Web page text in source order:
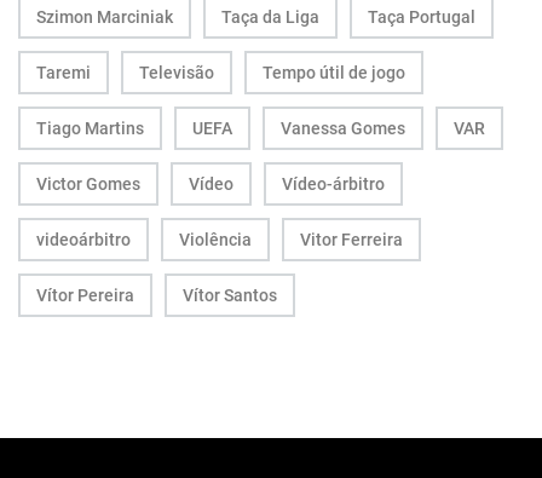
Szimon Marciniak Taça da Liga Taça Portugal
Taremi Televisão Tempo útil de jogo
Tiago Martins UEFA Vanessa Gomes VAR
Victor Gomes Vídeo Vídeo-árbitro
videoárbitro Violência Vitor Ferreira
Vítor Pereira Vítor Santos